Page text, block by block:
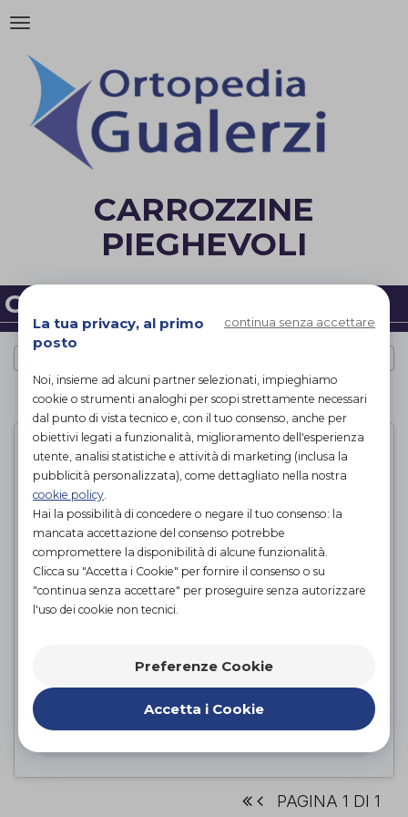
Attiva/disattiva
navigazione
CARROZZINE
PIEGHEVOLI
CARROZZINE PIEGHEVOLI
PAGINA 1 DI 1
CARROZZINA PIEGHEVOLE
INGOMBRO RIDOTTO
di
PAGINA 1 DI 1
La tua privacy, al primo
posto
continua senza accettare
Noi, insieme ad alcuni partner selezionati, impieghiamo
cookie o strumenti analoghi per scopi strettamente necessari
dal punto di vista tecnico e, con il tuo consenso, anche per
obiettivi legati a funzionalità, miglioramento dell'esperienza
utente, analisi statistiche e attività di marketing (inclusa la
pubblicità personalizzata), come dettagliato nella nostra
cookie policy
Hai la possibilità di concedere o negare il tuo consenso: la
mancata accettazione del consenso potrebbe
compromettere la disponibilità di alcune funzionalità.
Clicca su "Accetta i Cookie" per fornire il consenso o su
"continua senza accettare" per proseguire senza autorizzare
l'uso dei cookie non tecnici.
Preferenze Cookie
Accetta i Cookie